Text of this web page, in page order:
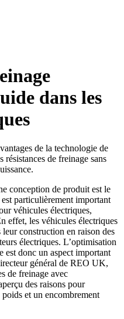
dans les
de la technologie de
de freinage sans
conception de produit est le
particulièrement important
véhicules électriques,
effet, les véhicules électriques
construction en raison des
électriques. L’optimisation
est donc un aspect important
général de REO UK,
de freinage avec
des raisons pour
et un encombrement